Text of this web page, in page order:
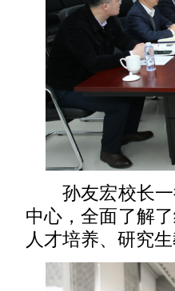
孙友宏校长
中心，全面了解
人才培养、研究